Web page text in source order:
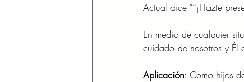
Actual dice ““¡Hazte
En medio de cualquier
cuidado de nosotros y Él
Aplicación: Como hijos